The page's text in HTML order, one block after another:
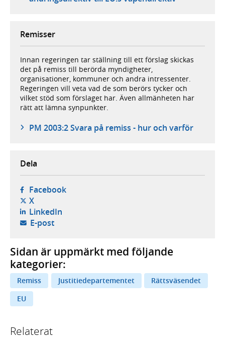
Remisser
Innan regeringen tar ställning till ett förslag skickas
det på remiss till berörda myndigheter,
organisationer, kommuner och andra intressenter.
Regeringen vill veta vad de som berörs tycker och
vilket stöd som förslaget har. Även allmänheten har
rätt att lämna synpunkter.
PM 2003:2 Svara på remiss - hur och varför
Dela
Facebook- öppnas i ny flik, extern webbplats,
X- öppnas i ny flik, extern webbplats,
LinkedIn- öppnas i ny flik, extern webbplats,
E-post- öppnar din e-postklient,
Sidan är uppmärkt med följande
kategorier:
Remiss Justitiedepartementet
Rättsväsendet
EU
Relaterat